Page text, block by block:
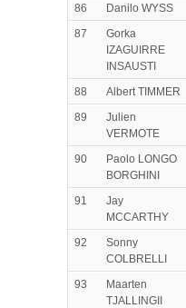
86 Danilo WYSS
87
Gorka
IZAGUIRRE
INSAUSTI
88 Albert TIMMER
89
Julien
VERMOTE
90
Paolo LONGO
BORGHINI
91
Jay
MCCARTHY
92
Sonny
COLBRELLI
93
Maarten
TJALLINGII